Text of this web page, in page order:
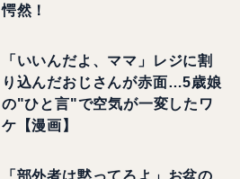
愕然！
「いいんだよ、ママ」レジに割
り込んだおじさんが赤面…5歳娘
の"ひと言"で空気が一変したワ
ケ【漫画】
「部外者は黙ってろよ」お盆の